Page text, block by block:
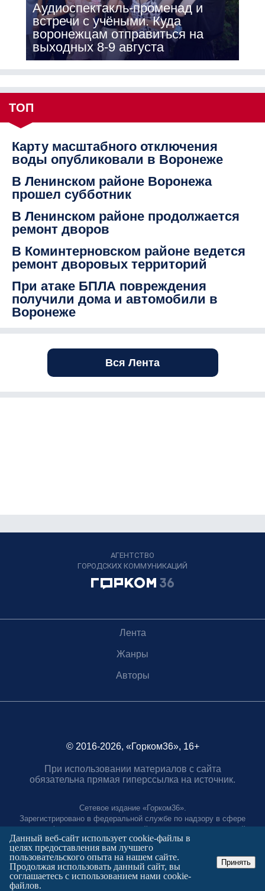
Аудиоспектакль-променад и
встречи с учёными. Куда
воронежцам отправиться на
выходных 8-9 августа
ТОП
Карту масштабного отключения
воды опубликовали в Воронеже
В Ленинском районе Воронежа
прошел субботник
В Ленинском районе продолжается
ремонт дворов
В Коминтерновском районе ведется
ремонт дворовых территорий
При атаке БПЛА повреждения
получили дома и автомобили в
Воронеже
Вся Лента
АГЕНТСТВО
ГОРОДСКИХ КОММУНИКАЦИЙ
Лента
Жанры
Авторы
© 2016-2026, «Горком36», 16+
При использовании материалов с сайта
обязательна прямая гиперссылка на источник.
Сетевое издание «Горком36».
Зарегистрировано в федеральной службе по надзору в сфере
связи, информационных технологий и массовых коммуникаций.
Регистрационный номер ЭЛ № ФС77-88966 от 21 января 2025 г.
Учредитель: Муниципальное автономное учреждение "Агентство
городских коммуникаций"
Главный редактор:
Данный веб-сайт использует cookie-файлы в
целях предоставления вам лучшего
пользовательского опыта на нашем сайте.
Продолжая использовать данный сайт, вы
соглашаетесь с использованием нами cookie-
файлов.
Принять